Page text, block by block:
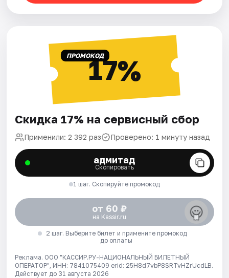
ПРОМОКОД17%
Скидка 17% на сервисный сбор
Применили: 2 392 раз Проверено: 1 минуту назад
адмитад
Скопировать
1 шаг. Скопируйте промокод
от 60 ₽
на Kassir.ru
2 шаг. Выберите билет и примените промокод
до оплаты
Реклама. ООО "КАССИР.РУ-НАЦИОНАЛЬНЫЙ БИЛЕТНЫЙ
ОПЕРАТОР", ИНН: 7841075409 erid: 25H8d7vbP8SRTvHZrUcdLB.
Действует до 31 августа 2026